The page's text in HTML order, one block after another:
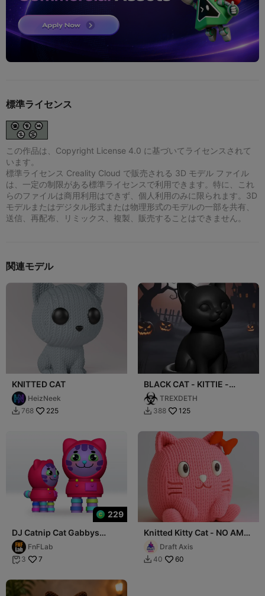
標準ライセンス
この作品は、Copyright License 4.0 に基づいてライセンスされて
います。
標準ライセンス Creality Cloud で販売される 3D モデル ファイル
は、一定の制限がある標準ライセンスで利用できます。特に、これ
らのファイルは商用利用はできず、個人利用のみに限られます。3D
モデルまたはデジタル形式または物理形式のモデルの一部を共有、
送信、再配布、リミックス、複製、販売することはできません。
関連モデル
KNITTED CAT
HeizNeek
 768 225
BLACK CAT - KITTIE -
KATER - NEKO
TREXDETH
 388 125
229
DJ Catnip Cat Gabbys
Dollhouse STL 3D Model
Fanart Character
FnFLab
 3 7
Knitted Kitty Cat - NO AMS
- Cute Animals
Draft Axis
 40 60